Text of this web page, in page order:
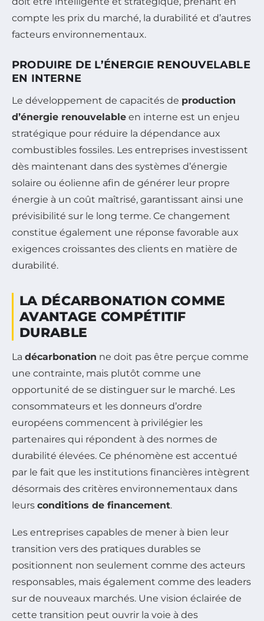
compte les prix du marché, la durabilité et d’autres
facteurs environnementaux.
PRODUIRE DE L’ÉNERGIE RENOUVELABLE
EN INTERNE
Le développement de capacités de production
d’énergie renouvelable en interne est un enjeu
stratégique pour réduire la dépendance aux
combustibles fossiles. Les entreprises investissent
dès maintenant dans des systèmes d’énergie
solaire ou éolienne afin de générer leur propre
énergie à un coût maîtrisé, garantissant ainsi une
prévisibilité sur le long terme. Ce changement
constitue également une réponse favorable aux
exigences croissantes des clients en matière de
durabilité.
LA DÉCARBONATION COMME
AVANTAGE COMPÉTITIF
DURABLE
La décarbonation ne doit pas être perçue comme
une contrainte, mais plutôt comme une
opportunité de se distinguer sur le marché. Les
consommateurs et les donneurs d’ordre
européens commencent à privilégier les
partenaires qui répondent à des normes de
durabilité élevées. Ce phénomène est accentué
par le fait que les institutions financières intègrent
désormais des critères environnementaux dans
leurs conditions de financement.
Les entreprises capables de mener à bien leur
transition vers des pratiques durables se
positionnent non seulement comme des acteurs
responsables, mais également comme des leaders
sur de nouveaux marchés. Une vision éclairée de
cette transition peut ouvrir la voie à des